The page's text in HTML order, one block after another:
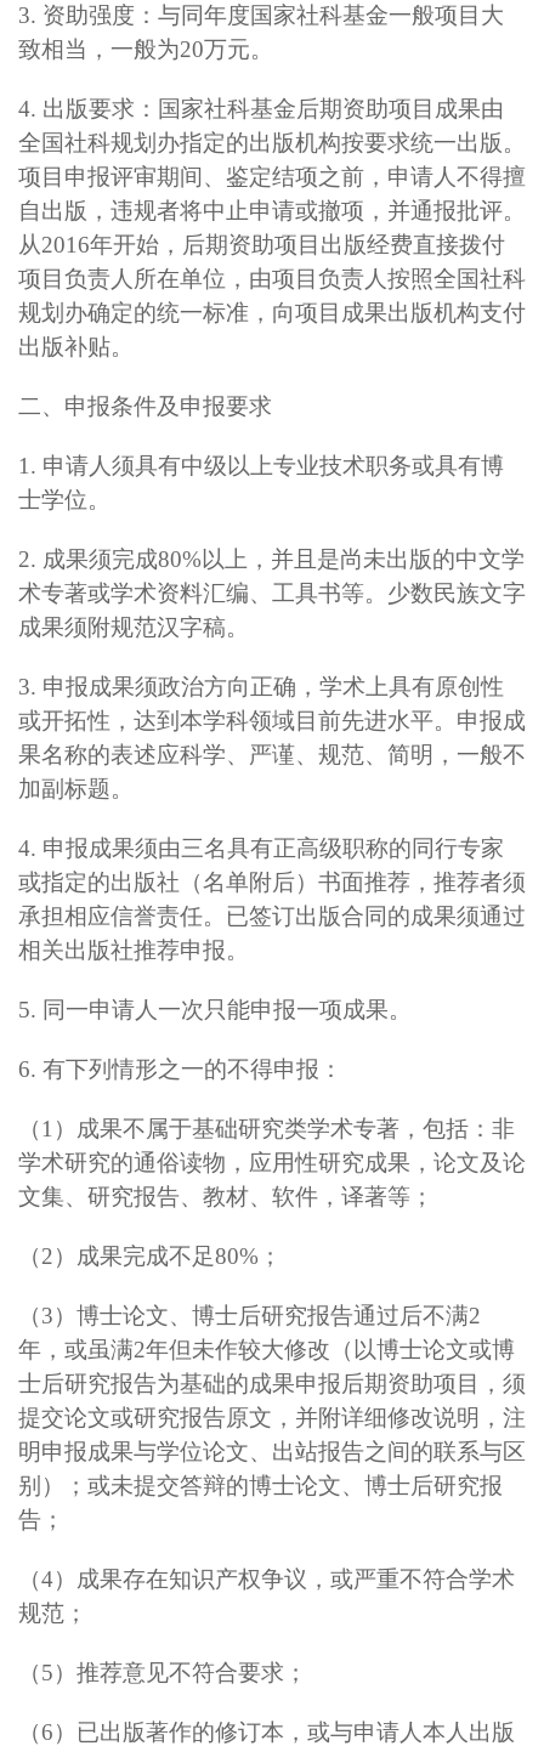
3. 资助强度： 与同年度国家社科基金一般项目大
致相当，一般为20万元。
4. 出版要求： 国家社科基金后期资助项目成果由
全国社科规划办指定的出版机构按要求统一出版。
项目申报评审期间、鉴定结项之前，申请人不得擅
自出版，违规者将中止申请或撤项，并通报批评。
从2016年开始，后期资助项目出版经费直接拨付
项目负责人所在单位，由项目负责人按照全国社科
规划办确定的统一标准，向项目成果出版机构支付
出版补贴。
二、申报条件及申报要求
1. 申请人须具有中级以上专业技术职务或具有博
士学位。
2. 成果须完成80%以上，并且是尚未出版的中文学
术专著或学术资料汇编、工具书等。少数民族文字
成果须附规范汉字稿。
3. 申报成果须政治方向正确，学术上具有原创性
或开拓性，达到本学科领域目前先进水平。申报成
果名称的表述应科学、严谨、规范、简明，一般不
加副标题。
4. 申报成果须由三名具有正高级职称的同行专家
或指定的出版社（名单附后）书面推荐，推荐者须
承担相应信誉责任。已签订出版合同的成果须通过
相关出版社推荐申报。
5. 同一申请人一次只能申报一项成果。
6. 有下列情形之一的不得申报 ：
（1）成果不属于基础研究类学术专著，包括：非
学术研究的通俗读物，应用性研究成果，论文及论
文集、研究报告、教材、软件，译著等；
（2）成果完成不足80%；
（3）博士论文、博士后研究报告通过后不满2
年，或虽满2年但未作较大修改（以博士论文或博
士后研究报告为基础的成果申报后期资助项目，须
提交论文或研究报告原文，并附详细修改说明，注
明申报成果与学位论文、出站报告之间的联系与区
别）；或未提交答辩的博士论文、博士后研究报
告；
（4）成果存在知识产权争议，或严重不符合学术
规范；
（5）推荐意见不符合要求；
（6）已出版著作的修订本，或与申请人本人出版